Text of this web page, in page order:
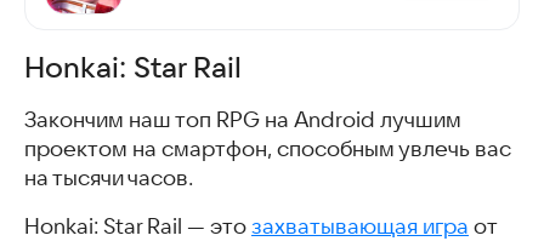
Honkai: Star Rail
Закончим наш топ RPG на Android лучшим
проектом на смартфон, способным увлечь вас
на тысячи часов.
Honkai: Star Rail — это захватывающая игра от